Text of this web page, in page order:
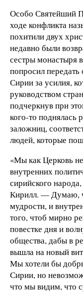
Особо Святейший
ходе конфликта
похитили двух
недавно были
сестры монастыря
попросил передать
Сирии за усилия,
руководством
подчеркнув при
кого-то поднялась
заложниц,
людей, которые
«Мы как Церковь
внутренних
сирийского
Кирилл. — Думаю,
мудрости, и
того, чтоб мирно
повестке дня и
общества, дабы в
вышла на новый
Мы хотели бы
Сирии, но
что мы видим, что